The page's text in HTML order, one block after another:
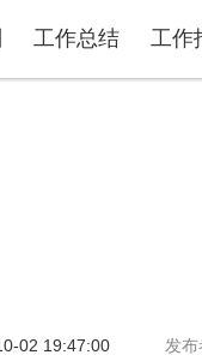
工作总结 工作
02 19:47:00
发